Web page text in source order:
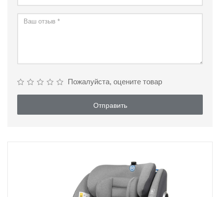
Пожалуйста, оцените товар
Отправить